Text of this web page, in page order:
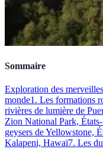
Sommaire
Exploration des
monde1. Les formations
rivières de lumière de
Zion National Park,
geysers de Yellowstone,
Kalapeni, Hawaï7. Les